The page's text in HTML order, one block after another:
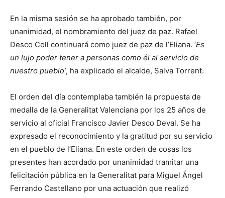
En la misma sesión se ha aprobado también, por
unanimidad, el nombramiento del juez de paz. Rafael
Desco Coll continuará como juez de paz de l’Eliana. ‘Es
un lujo poder tener a personas como él al servicio de
nuestro pueblo’, ha explicado el alcalde, Salva Torrent.
El orden del día contemplaba también la propuesta de
medalla de la Generalitat Valenciana por los 25 años de
servicio al oficial Francisco Javier Desco Deval. Se ha
expresado el reconocimiento y la gratitud por su servicio
en el pueblo de l’Eliana. En este orden de cosas los
presentes han acordado por unanimidad tramitar una
felicitación pública en la Generalitat para Miguel Ángel
Ferrando Castellano por una actuación que realizó